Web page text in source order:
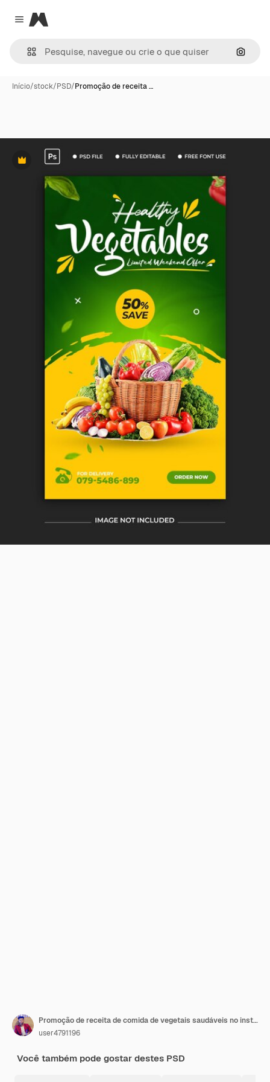
Close menu
Magnific
Início/stock/PSD/Promoção de receita …
Premium
Promoção de receita de comida de vegetais saudáveis no instagram e no facebook story template Psd
user4791196
Você também pode gostar destes PSD